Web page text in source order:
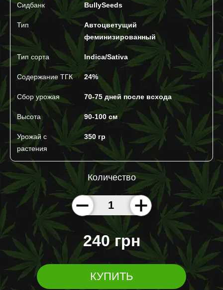
Сидбанк BullySeeds
Тип
Автоцветущий
феминизированный
Тип сорта Indica/Sativa
Содержание ТГК 24%
Сбор урожая 70-75 дней после всхода
Высота 90-100 см
Урожай с
растения
350 гр
Количество
240 грн
КУПИТЬ